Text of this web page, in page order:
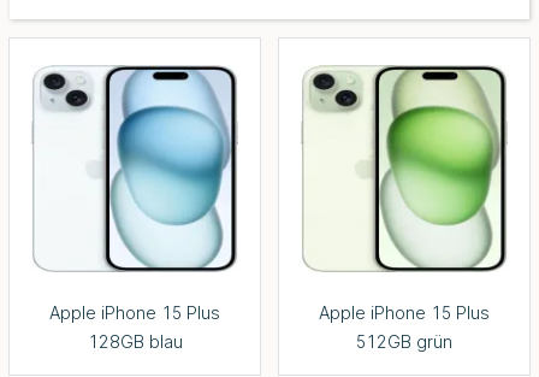
Apple iPhone 15 Plus
128GB blau
Apple iPhone 15 Plus
512GB grün